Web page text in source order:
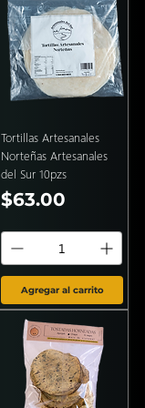
Tortillas Artesanales
Norteñas Artesanales
del Sur 10pzs
Precio
$63.00
Agregar al carrito